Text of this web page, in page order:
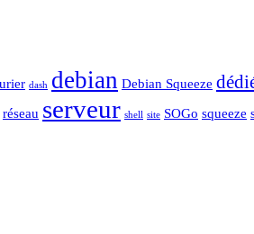
dash debian Debian Squeeze
réseau serveur shell site SOGo squeeze